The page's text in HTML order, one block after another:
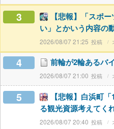
3
【悲報】「スポ
い」とかいう内容の
2026/08/07 21:25
4 前輪が2輪あるバ
2026/08/07 21:00
5
【悲報】白浜町
る観光資源考えてく
2026/08/07 20:40